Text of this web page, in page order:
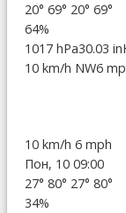
20° 69° 20° 69°
64%
1017 hPa30.03
10 km/h NW6
10 km/h 6 mph
Пон, 10 09:00
27° 80° 27° 80°
34%